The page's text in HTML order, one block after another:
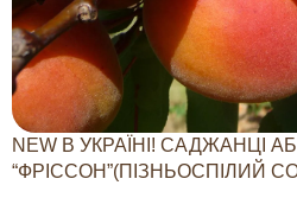
NEW В УКРАЇНІ! САДЖАНЦІ
“ФРІССОН”(ПІЗНЬОСПІЛИЙ